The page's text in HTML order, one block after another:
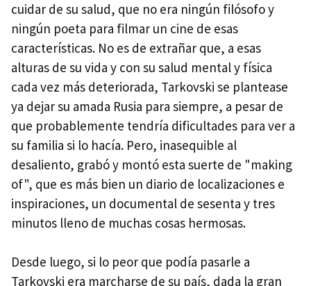
cuidar de su salud, que no era ningún filósofo y
ningún poeta para filmar un cine de esas
características. No es de extrañar que, a esas
alturas de su vida y con su salud mental y física
cada vez más deteriorada, Tarkovski se plantease
ya dejar su amada Rusia para siempre, a pesar de
que probablemente tendría dificultades para ver a
su familia si lo hacía. Pero, inasequible al
desaliento, grabó y montó esta suerte de "making
of", que es más bien un diario de localizaciones e
inspiraciones, un documental de sesenta y tres
minutos lleno de muchas cosas hermosas.
Desde luego, si lo peor que podía pasarle a
Tarkovski era marcharse de su país, dada la gran